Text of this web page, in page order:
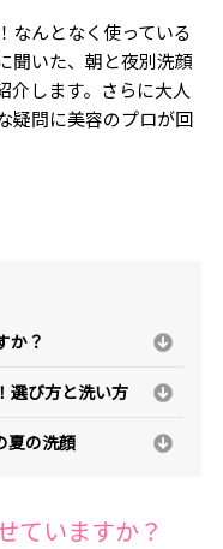
なんとなく使っている
聞いた、朝と夜別洗顔
介します。さらに大人
疑問に美容のプロが回
か？
選び方と洗い方
夏の洗顔
ていますか？